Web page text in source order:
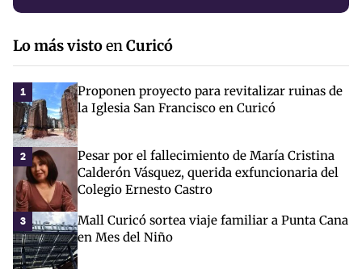
Lo más vistoenCuricó
1
Proponen proyecto para revitalizar ruinas de
la Iglesia San Francisco en Curicó
2
Pesar por el fallecimiento de María Cristina
Calderón Vásquez, querida exfuncionaria del
Colegio Ernesto Castro
3
Mall Curicó sortea viaje familiar a Punta Cana
en Mes del Niño